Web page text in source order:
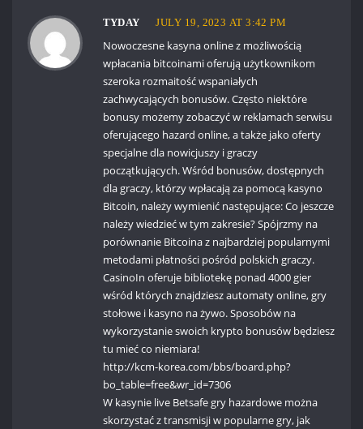
TYDAY JULY 19, 2023 AT 3:42 PM
Nowoczesne kasyna online z możliwością
wpłacania bitcoinami oferują użytkownikom
szeroka rozmaitość wspaniałych
zachwycających bonusów. Często niektóre
bonusy możemy zobaczyć w reklamach serwisu
oferującego hazard online, a także jako oferty
specjalne dla nowicjuszy i graczy
początkujących. Wśród bonusów, dostępnych
dla graczy, którzy wpłacają za pomocą kasyno
Bitcoin, należy wymienić następujące: Co jeszcze
należy wiedzieć w tym zakresie? Spójrzmy na
porównanie Bitcoina z najbardziej popularnymi
metodami płatności pośród polskich graczy.
CasinoIn oferuje bibliotekę ponad 4000 gier
wśród których znajdziesz automaty online, gry
stołowe i kasyno na żywo. Sposobów na
wykorzystanie swoich krypto bonusów będziesz
tu mieć co niemiara!
http://kcm-korea.com/bbs/board.php?
bo_table=free&wr_id=7306
W kasynie live Betsafe gry hazardowe można
skorzystać z transmisji w popularne gry, jak